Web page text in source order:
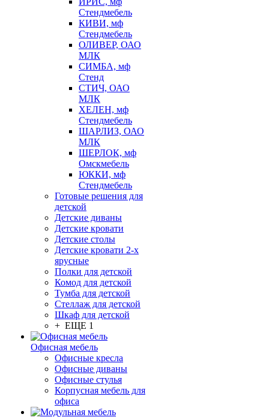
Стендмебель
КИВИ, мф
Стендмебель
ОЛИВЕР, ОАО
МЛК
СИМБА, мф
Стенд
СТИЧ, ОАО
МЛК
ХЕЛЕН, мф
Стендмебель
ШАРЛИЗ, ОАО
МЛК
ШЕРЛОК, мф
Омскмебель
ЮККИ, мф
Стендмебель
Готовые решения для
детской
Детские диваны
Детские кровати
Детские столы
Детские кровати 2-х
ярусные
Полки для детской
Комод для детской
Тумба для детской
Стеллаж для детской
Шкаф для детской
+ ЕЩЕ 1
Офисная мебель
Офисные кресла
Офисные диваны
Офисные стулья
Корпусная мебель для
офиса